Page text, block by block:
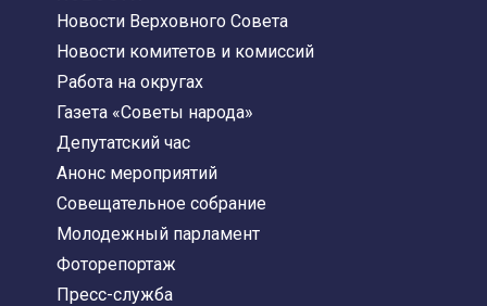
Новости Верховного Совета
Новости комитетов и комиссий
Работа на округах
Газета «Советы народа»
Депутатский час
Анонс мероприятий
Совещательное собрание
Молодежный парламент
Фоторепортаж
Пресс-служба